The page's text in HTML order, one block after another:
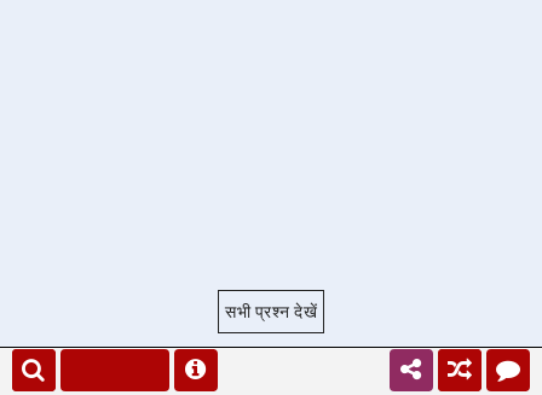
सभी प्रश्न देखें
हिंदी व्याकरण प्रश्न